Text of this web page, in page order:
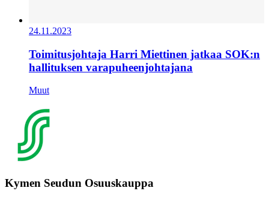
24.11.2023
Toimitusjohtaja Harri Miettinen jatkaa SOK:n
hallituksen varapuheenjohtajana
Muut
Kymen Seudun Osuuskauppa